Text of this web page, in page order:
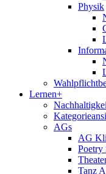
Physik
Lernen+
AGs
AG
Poetry
Tanz